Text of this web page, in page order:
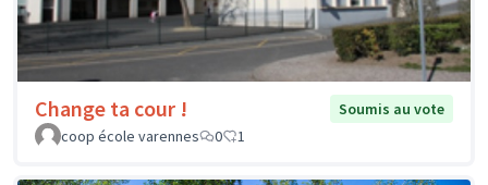
Change ta cour !
Soumis au vote
coop école varennes
0 1